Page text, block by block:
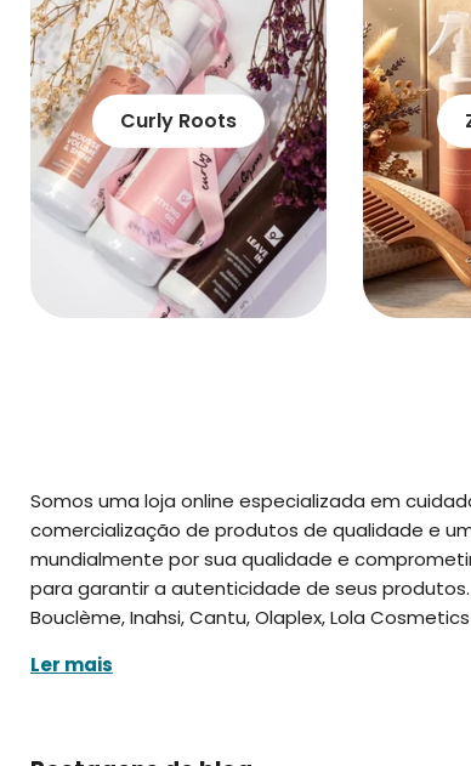
Curly Roots
Somos uma loja online especializada em
comercialização de produtos de qualidade e
mundialmente por sua qualidade e
para garantir a autenticidade de seus produtos.
Bouclème, Inahsi, Cantu, Olaplex, Lola
Ler mais